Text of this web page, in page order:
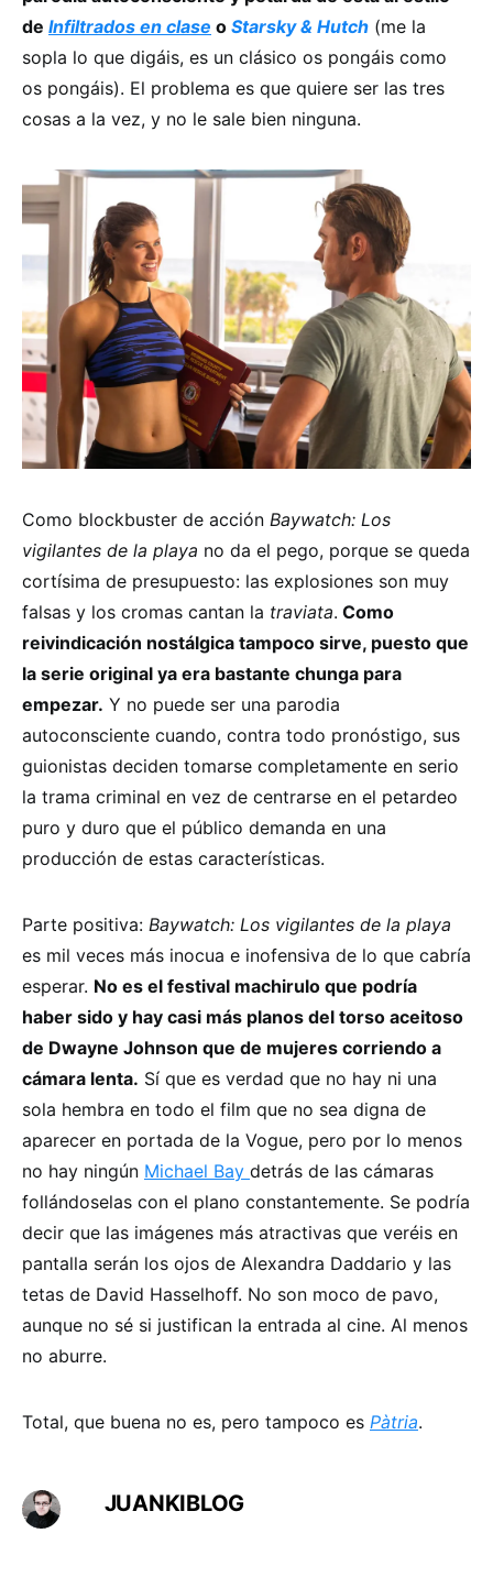
de Infiltrados en clase o Starsky & Hutch (me la
sopla lo que digáis, es un clásico os pongáis como
os pongáis). El problema es que quiere ser las tres
cosas a la vez, y no le sale bien ninguna.
Como blockbuster de acción Baywatch: Los
vigilantes de la playa no da el pego, porque se queda
cortísima de presupuesto: las explosiones son muy
falsas y los cromas cantan la traviata. Como
reivindicación nostálgica tampoco sirve, puesto que
la serie original ya era bastante chunga para
empezar. Y no puede ser una parodia
autoconsciente cuando, contra todo pronóstigo, sus
guionistas deciden tomarse completamente en serio
la trama criminal en vez de centrarse en el petardeo
puro y duro que el público demanda en una
producción de estas características.
Parte positiva: Baywatch: Los vigilantes de la playa
es mil veces más inocua e inofensiva de lo que cabría
esperar. No es el festival machirulo que podría
haber sido y hay casi más planos del torso aceitoso
de Dwayne Johnson que de mujeres corriendo a
cámara lenta. Sí que es verdad que no hay ni una
sola hembra en todo el film que no sea digna de
aparecer en portada de la Vogue, pero por lo menos
no hay ningún Michael Bay detrás de las cámaras
follándoselas con el plano constantemente. Se podría
decir que las imágenes más atractivas que veréis en
pantalla serán los ojos de Alexandra Daddario y las
tetas de David Hasselhoff. No son moco de pavo,
aunque no sé si justifican la entrada al cine. Al menos
no aburre.
Total, que buena no es, pero tampoco es Pàtria.
JUANKIBLOG